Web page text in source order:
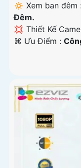
🔅 Xem ban đêm
Ðêm.
💢 Thiết Kế
️⌘ Ưu Điểm :